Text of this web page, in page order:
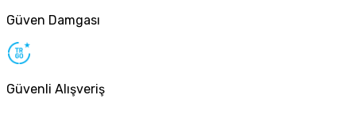
Güven Damgası
Güvenli Alışveriş